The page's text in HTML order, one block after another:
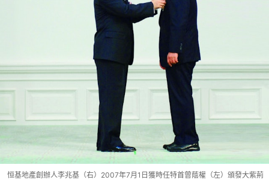
恒基地產創辦人李兆基（右）2007年7月1日獲時任特首曾蔭權（左）頒發大紫荊